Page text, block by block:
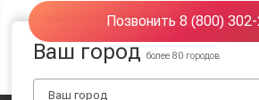
Позвонить 8 (800)
Ваш городболее 80 городов